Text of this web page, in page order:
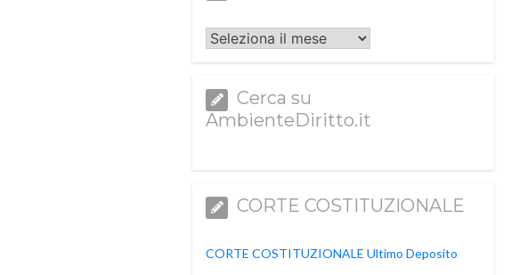
Archivi
Cerca su
AmbienteDiritto.it
CORTE COSTITUZIONALE
CORTE COSTITUZIONALE Ultimo Deposito